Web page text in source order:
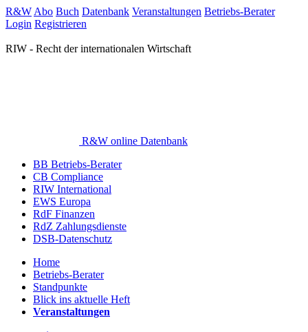
R&W Abo Buch Datenbank Veranstaltungen Betriebs-Berater
Login Registrieren
RIW - Recht der internationalen Wirtschaft
R&W online Datenbank
BB Betriebs-Berater
CB Compliance
RIW International
EWS Europa
RdF Finanzen
RdZ Zahlungsdienste
DSB-Datenschutz
Home
Betriebs-Berater
Standpunkte
Blick ins aktuelle Heft
Veranstaltungen